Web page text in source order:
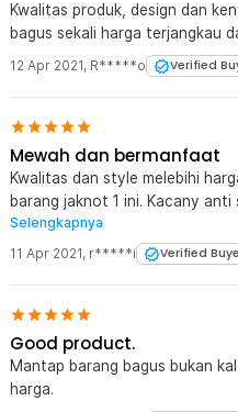
Kwalitas produk, design dan kenyamanan Rockbros kacamata
bagus sekali harga terjangkau
12 Apr 2021, R*****o Verified
Mewah dan bermanfaat
Kwalitas dan style melebihi harga..mski murah g diragukan lgi
barang jaknot 1 ini. Kacany anti silau..meski mlm
trpenting bsa menghalau
berpapasan..dipake siang .bikin
ditulang hidung dan ukuran
Selengkapnya
11 Apr 2021, r*****i Verified
Good product.
Mantap barang bagus bukan
harga.